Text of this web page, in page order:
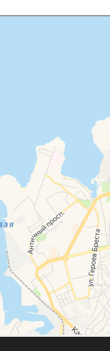
Севастополе